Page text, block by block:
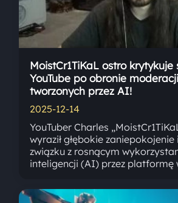
MoistCr1TiKaL ostro krytykuje
YouTube po obronie
tworzonych przez AI!
2025-12-14
YouTuber Charles
wyraził głębokie
związku z rosnącym
inteligencji (AI) przez platformę